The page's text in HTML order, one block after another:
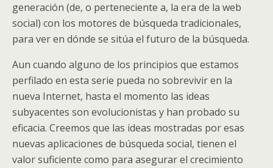
generación (de, o perteneciente a, la era de la web
social) con los motores de búsqueda tradicionales,
para ver en dónde se sitúa el futuro de la búsqueda.
Aun cuando alguno de los principios que estamos
perfilado en esta serie pueda no sobrevivir en la
nueva Internet, hasta el momento las ideas
subyacentes son evolucionistas y han probado su
eficacia. Creemos que las ideas mostradas por esas
nuevas aplicaciones de búsqueda social, tienen el
valor suficiente como para asegurar el crecimiento